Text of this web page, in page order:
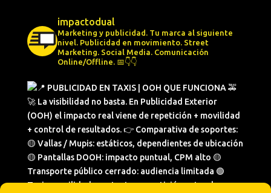
impactodual
Marketing y publicidad. Tu marca al siguiente
nivel. Publicidad en movimiento. Street
Marketing. Social Media. Comunicación
Online/Offline. 📅👇👇